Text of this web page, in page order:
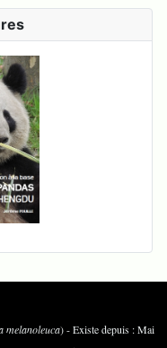
melanoleuca) - Existe depuis : Mai